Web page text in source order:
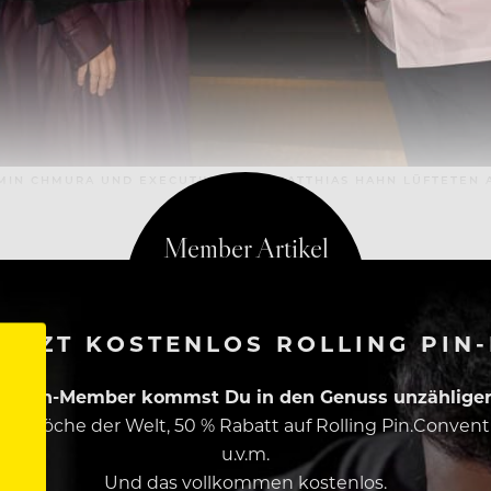
CHMURA UND EXECUTIVE CHEF MATTHIAS HAHN LÜFTETEN
KOSTENLOS ROLLING
Pin-Member kommst Du in den Genuss
Köche der Welt, 50 % Rabatt auf Rolling
u.v.m.
Und das vollkommen kostenlos.